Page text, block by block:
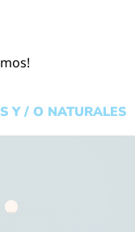
Y / O NATURALES